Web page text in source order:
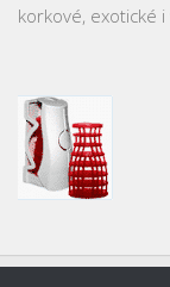
korkové, exotické i